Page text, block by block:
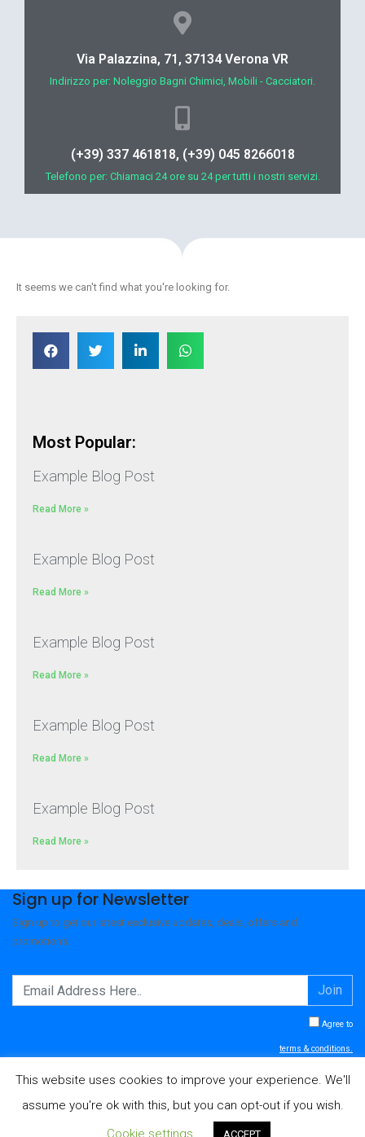
Via Palazzina, 71, 37134 Verona VR
Indirizzo per: Noleggio Bagni Chimici, Mobili - Cacciatori.
(+39) 337 461818, (+39) 045 8266018
Telefono per: Chiamaci 24 ore su 24 per tutti i nostri servizi.
It seems we can't find what you're looking for.
Most Popular:
Example Blog Post
Read More »
Example Blog Post
Read More »
Example Blog Post
Read More »
Example Blog Post
Read More »
Example Blog Post
Read More »
Sign up for Newsletter
Sign up to get our latest exclusive updates, deals, offers and
promotions.
Join
Agree to
terms & conditions.
© 2026 - NOLEGGIO BAGNI VERONA
This website uses cookies to improve your experience. We'll
assume you're ok with this, but you can opt-out if you wish.
Cookie settings
ACCEPT